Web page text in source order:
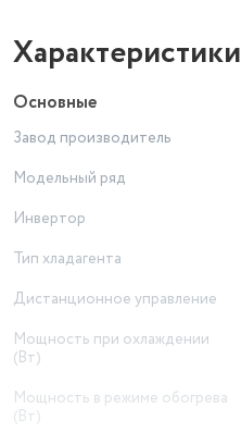
Характеристики
Основные
Завод производитель
Модельный ряд
Инвертор
Тип хладагента
Дистанционное управление
Мощность при охлаждении
(Вт)
Мощность в режиме обогрева
(Вт)